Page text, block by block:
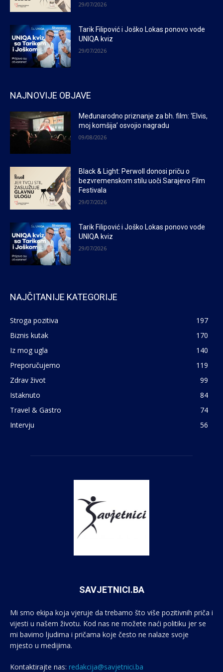
29/07/2026
Tarik Filipović i Joško Lokas ponovo vode
UNIQA kviz
29/07/2026
NAJNOVIJE OBJAVE
Međunarodno priznanje za bh. film: ‘Elvis,
moj komšija’ osvojio nagradu
09/08/2026
Black & Light: Perwoll donosi priču o
bezvremenskom stilu uoči Sarajevo Film
Festivala
29/07/2026
Tarik Filipović i Joško Lokas ponovo vode
UNIQA kviz
29/07/2026
NAJČITANIJE KATEGORIJE
Stroga pozitiva
197
Biznis kutak
170
Iz mog ugla
140
Preporučujemo
119
Zdrav život
99
Istaknuto
84
Travel & Gastro
74
Intervju
56
SAVJETNICI.BA
Mi smo ekipa koja vjeruje da trebamo što više pozitivnih priča i
vijesti u našem životu. Kod nas ne možete naći politiku jer se
mi bavimo ljudima i pričama koje često ne nalaze svoje
mjesto u medijima.
Kontaktirajte nas: redakcija@savjetnici.ba